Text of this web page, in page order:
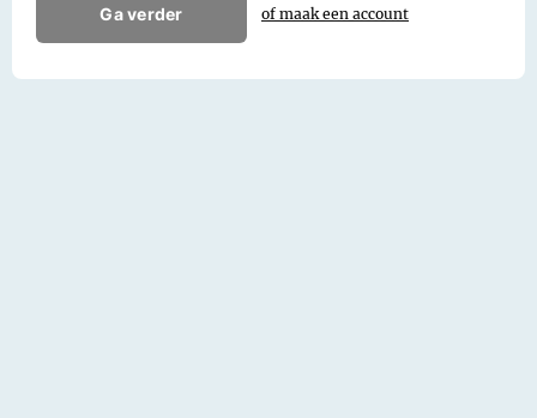
Ga verder of maak een account